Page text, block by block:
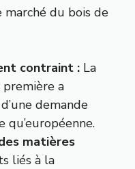
marché du bois de
contraint : La
a
demande
qu’européenne.
matières
liés à la